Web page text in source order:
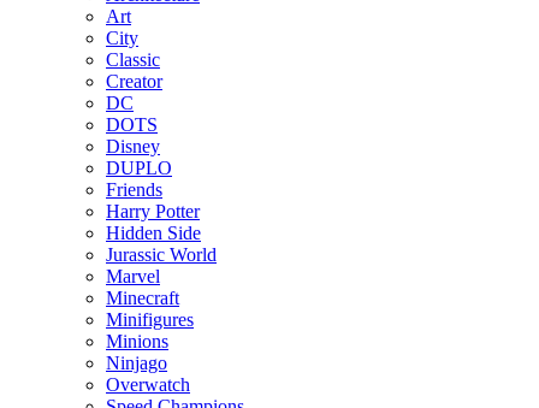
Art
City
Classic
Creator
DC
DOTS
Disney
DUPLO
Friends
Harry Potter
Hidden Side
Jurassic World
Marvel
Minecraft
Minifigures
Minions
Ninjago
Overwatch